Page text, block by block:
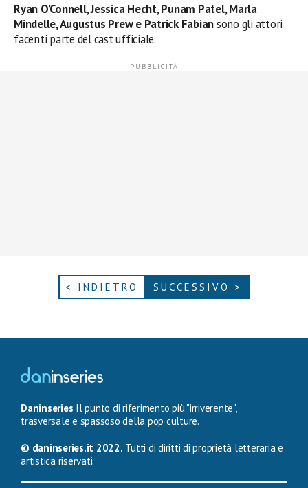
Ryan O’Connell, Jessica Hecht, Punam Patel, Marla
Mindelle, Augustus Prew e Patrick Fabiansono gli attori
facenti parte del cast ufficiale.
< INDIETRO SUCCESSIVO >
Daninseries Il punto di riferimento più "irriverente",
trasversale e spassoso della pop culture.
© daninseries.it 2022. Tutti di diritti di proprietà letteraria e
artistica riservati.